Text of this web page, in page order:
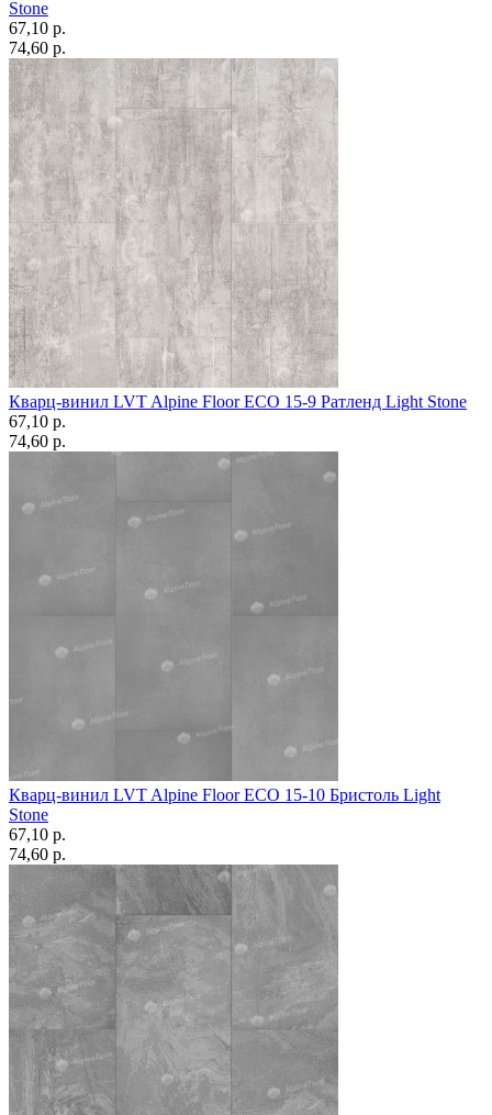
Stone
67,10 p.
74,60 p.
Кварц-винил LVT Alpine Floor ЕСО 15-9 Ратленд Light Stone
67,10 p.
74,60 p.
Кварц-винил LVT Alpine Floor ЕСО 15-10 Бристоль Light
Stone
67,10 p.
74,60 p.